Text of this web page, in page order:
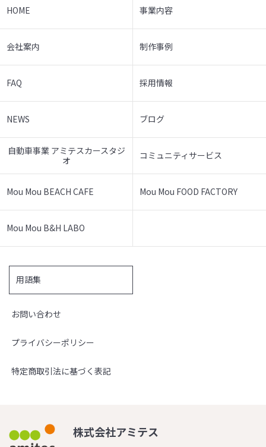
HOME 事業内容
会社案内 制作事例
FAQ 採用情報
NEWS ブログ
自動車事業 アミテスカースタジ
オ
コミュニティサービス
Mou Mou BEACH CAFE Mou Mou FOOD FACTORY
Mou Mou B&H LABO
用語集
お問い合わせ
プライバシーポリシー
特定商取引法に基づく表記
株式会社アミテス